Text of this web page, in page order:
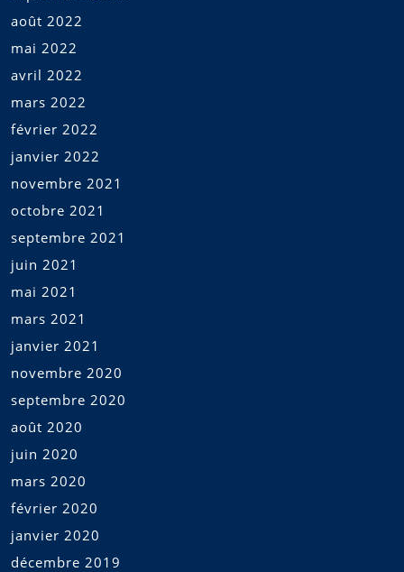
août 2022
mai 2022
avril 2022
mars 2022
février 2022
janvier 2022
novembre 2021
octobre 2021
septembre 2021
juin 2021
mai 2021
mars 2021
janvier 2021
novembre 2020
septembre 2020
août 2020
juin 2020
mars 2020
février 2020
janvier 2020
décembre 2019